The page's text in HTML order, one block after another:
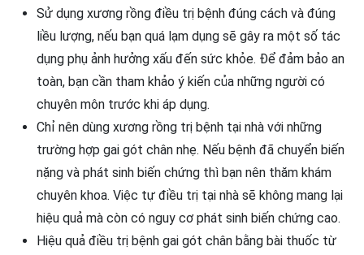
Sử dụng xương rồng điều trị bệnh đúng cách và đúng
liều lượng, nếu bạn quá lạm dụng sẽ gây ra một số tác
dụng phụ ảnh hưởng xấu đến sức khỏe. Để đảm bảo an
toàn, bạn cần tham khảo ý kiến của những người có
chuyên môn trước khi áp dụng.
Chỉ nên dùng xương rồng trị bệnh tại nhà với những
trường hợp gai gót chân nhẹ. Nếu bệnh đã chuyển biến
nặng và phát sinh biến chứng thì bạn nên thăm khám
chuyên khoa. Việc tự điều trị tại nhà sẽ không mang lại
hiệu quả mà còn có nguy cơ phát sinh biến chứng cao.
Hiệu quả điều trị bệnh gai gót chân bằng bài thuốc từ